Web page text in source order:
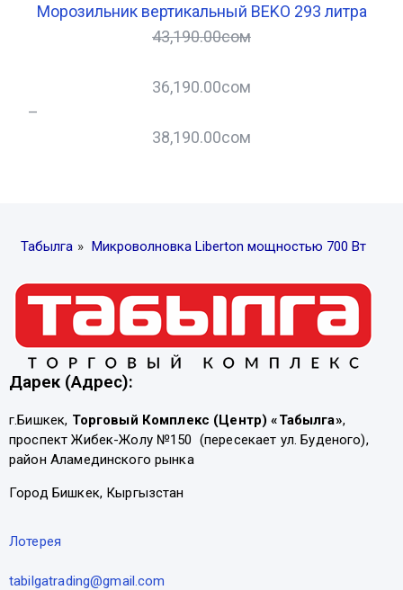
Морозильник вертикальный BEKO 293 литра
43,190.00сом
36,190.00сом
–
38,190.00сом
Табылга » Микроволновка Liberton мощностью 700 Вт
Дарек (Адрес):
г.Бишкек, Торговый Комплекс (Центр) «Табылга»,
проспект Жибек-Жолу №150 (пересекает ул. Буденого),
район Аламединского рынка
Город Бишкек, Кыргызстан
Лотерея
tabilgatrading@gmail.com